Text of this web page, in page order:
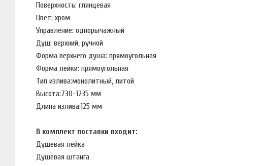
Поверхность: глянцевая
Цвет: хром
Управление: однорычажный
Душ: верхний, ручной
Форма верхнего душа: прямоугольная
Форма лейки: прямоугольная
Тип излива:монолитный, литой
Высота:730-1235 мм
Длина излива:125 мм
В комплект поставки входит:
Душевая лейка
Душевая штанга